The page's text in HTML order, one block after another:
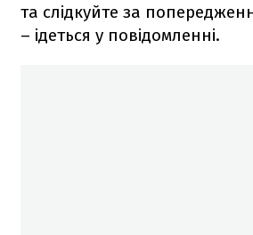
та слідкуйте за
– ідеться у повідомленні.